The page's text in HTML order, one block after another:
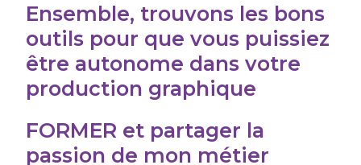
Ensemble, trouvons les bons
outils pour que vous puissiez
être autonome dans votre
production graphique
FORMER et partager la
passion de mon métier